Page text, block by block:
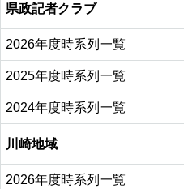
県政記者クラブ
2026年度時系列一覧
2025年度時系列一覧
2024年度時系列一覧
川崎地域
2026年度時系列一覧